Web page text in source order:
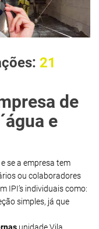
21
de
e
se a empresa tem
ou colaboradores
IPI’s individuais como:
simples, já que